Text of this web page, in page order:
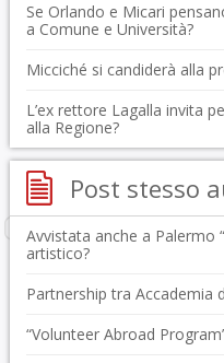
Se Orlando e Micari
a Comune e Università?
Micciché si candiderà alla
L’ex rettore Lagalla invita
alla Regione?
Post stesso
Avvistata anche a Palermo
artistico?
Partnership tra Accademia
“Volunteer Abroad